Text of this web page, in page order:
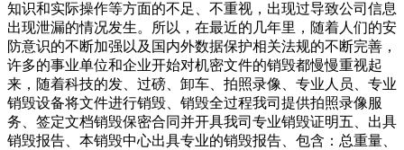
知识和实际操作等方面的不足、不重视，出现过导致公司信息
出现泄漏的情况发生。所以，在最近的几年里，随着人们的安
防意识的不断加强以及国内外数据保护相关法规的不断完善，
许多的事业单位和企业开始对机密文件的销毁都慢慢重视起
来，随着科技的发、过磅、卸车、拍照录像、专业人员、专业
销毁设备将文件进行销毁、销毁全过程我司提供拍照录像服
务、签定文档销毁保密合同并开具我司专业销毁证明五、出具
销毁报告、本销毁中心出具专业的销毁报告、包含：总重量、